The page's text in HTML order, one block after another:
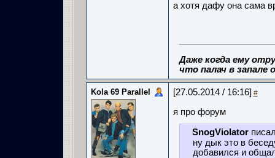
а хотя дафу она сама
Даже когда ему
что палач в запале
Kola 69 Parallel [27.05.2014 / 16:16] #
я про форум
SnogViolator
ну дык это в
добавился и